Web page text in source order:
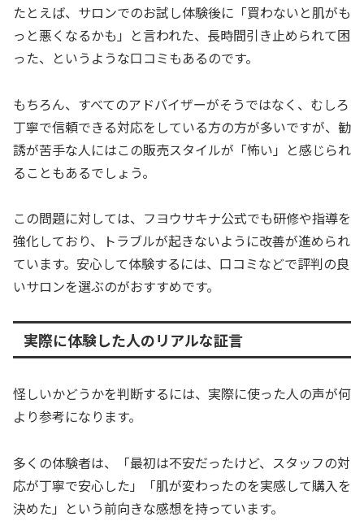
たとえば、サロンでのお試し体験後に「買わないと肌がも
っと悪くなるかも」と言われた、長時間引き止められて困
った、というような口コミもあるのです。
もちろん、すべてのアドバイザーがそうではなく、むしろ
丁寧で信頼できる対応をしている方の方が多いですが、勧
誘が苦手な人にはこの販売スタイルが「怖い」と感じられ
ることもあるでしょう。
この問題に対しては、フヨウサキナ公式でも研修や指導を
強化しており、トラブルが起きないように改善が進められ
ています。安心して体験するには、口コミなどで評判の良
いサロンを選ぶのがおすすめです。
実際に体験した人のリアルな証言
怪しいかどうかを判断するには、実際に使った人の声が何
より参考になります。
多くの体験者は、「最初は不安だったけど、スタッフの対
応が丁寧で安心した」「肌が変わったのを実感して購入を
決めた」という前向きな感想を持っています。